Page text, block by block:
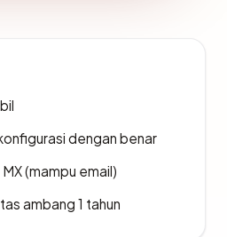
dengan benar
(mampu email)
ambang 1 tahun